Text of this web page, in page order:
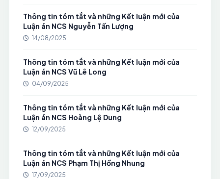
Thông tin tóm tắt và những Kết luận mới của
Luận án NCS Nguyễn Tấn Lượng
14/08/2025
Thông tin tóm tắt và những Kết luận mới của
Luận án NCS Vũ Lê Long
04/09/2025
Thông tin tóm tắt và những Kết luận mới của
Luận án NCS Hoàng Lệ Dung
12/09/2025
Thông tin tóm tắt và những Kết luận mới của
Luận án NCS Phạm Thị Hồng Nhung
17/09/2025